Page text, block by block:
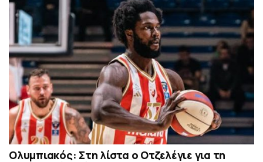
Ολυμπιακός: Στη λίστα ο Οτζελέγιε για τη